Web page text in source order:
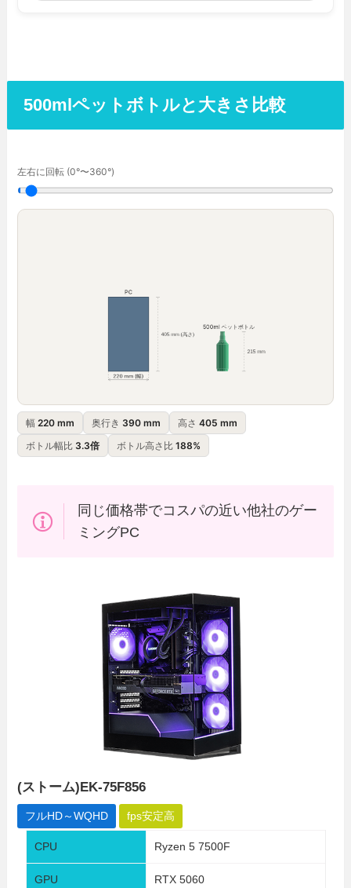
500mlペットボトルと大きさ比較
左右に回転 (0°〜360°)
幅220 mm 奥行き 390 mm 高さ405 mm
ボトル幅比 3.3倍 ボトル高さ比188%
同じ価格帯でコスパの近い他社のゲー
ミングPC
(ストーム)EK-75F856
フルHD～WQHD fps安定高
CPU Ryzen 5 7500F
GPU RTX 5060